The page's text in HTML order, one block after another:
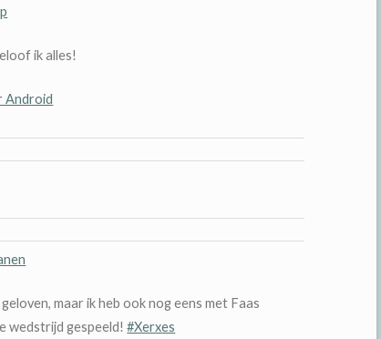
ik alles!
Android
maar ik heb ook nog eens met Faas
wedstrijd gespeeld!#Xerxes